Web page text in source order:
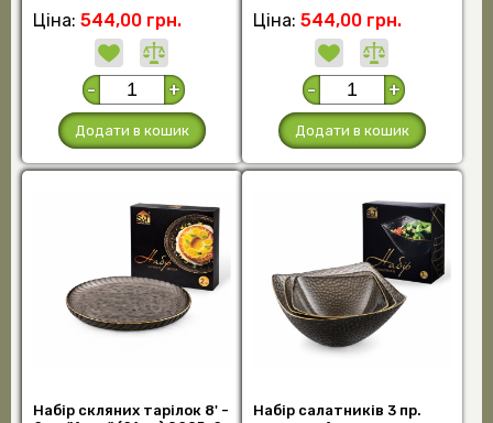
Ціна: 544,00 грн.
- +
Додати в кошик
Ціна: 544,00 грн.
- +
Додати в кошик
Набір скляних тарілок 8' -
Набір салатників 3 пр.